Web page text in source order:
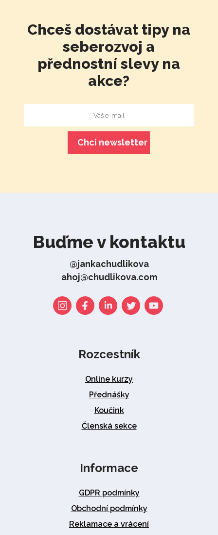
Chceš dostávat tipy na
seberozvoj a
přednostní slevy na
akce?
Buďme v kontaktu
@jankachudlikova
ahoj@chudlikova.com
Rozcestník
Online kurzy
Přednášky
Koučink
Členská sekce
Informace
GDPR podmínky
Obchodní podmínky
Reklamace a vrácení